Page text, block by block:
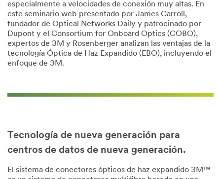
especialmente a velocidades de conexión muy altas. En
este seminario web presentado por James Carroll,
fundador de Optical Networks Daily y patrocinado por
Dupont y el Consortium for Onboard Optics (COBO),
expertos de 3M y Rosenberger analizan las ventajas de la
tecnología Óptica de Haz Expandido (EBO), incluyendo el
enfoque de 3M.
Tecnología de nueva generación para
centros de datos de nueva generación.
El sistema de conectores ópticos de haz expandido 3M™